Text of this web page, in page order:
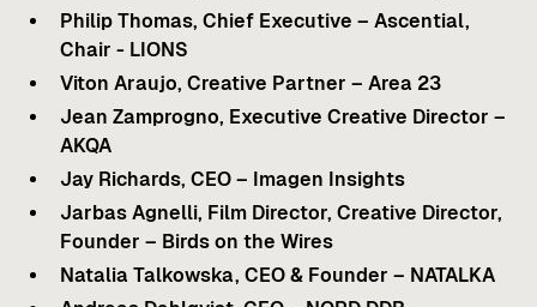
Philip Thomas, Chief Executive – Ascential,
Chair - LIONS
Viton Araujo,Creative Partner – Area 23
Jean Zamprogno, Executive Creative Director –
AKQA
Jay Richards,CEO – Imagen Insights
Jarbas Agnelli, Film Director, Creative Director,
Founder – Birds on the Wires
Natalia Talkowska,CEO & Founder – NATALKA